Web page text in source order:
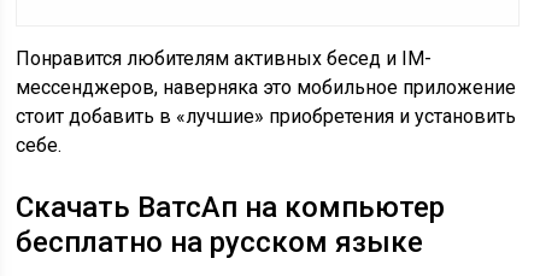
Понравится любителям активных бесед и IM-
мессенджеров, наверняка это мобильное приложение
стоит добавить в «лучшие» приобретения и установить
себе.
Скачать ВатсАп на компьютер
бесплатно на русском языке